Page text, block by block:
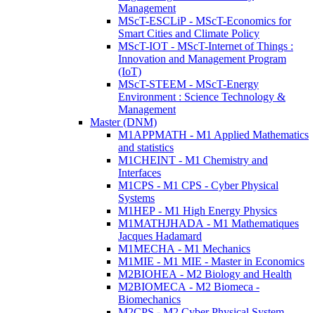
Management
MScT-ESCLiP - MScT-Economics for
Smart Cities and Climate Policy
MScT-IOT - MScT-Internet of Things :
Innovation and Management Program
(IoT)
MScT-STEEM - MScT-Energy
Environment : Science Technology &
Management
Master (DNM)
M1APPMATH - M1 Applied Mathematics
and statistics
M1CHEINT - M1 Chemistry and
Interfaces
M1CPS - M1 CPS - Cyber Physical
Systems
M1HEP - M1 High Energy Physics
M1MATHJHADA - M1 Mathematiques
Jacques Hadamard
M1MECHA - M1 Mechanics
M1MIE - M1 MIE - Master in Economics
M2BIOHEA - M2 Biology and Health
M2BIOMECA - M2 Biomeca -
Biomechanics